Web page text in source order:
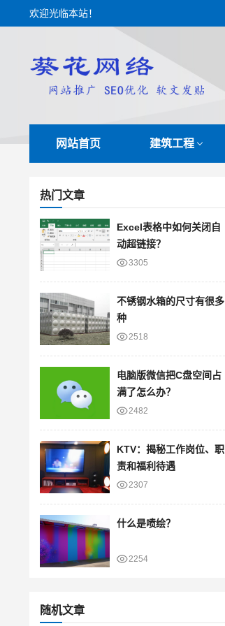
欢迎光临本站！
网站首页 建筑工程
热门文章
Excel表格中如何关闭自
动超链接？
3305
不锈钢水箱的尺寸有很多
种
2518
电脑版微信把C盘空间占
满了怎么办？
2482
KTV：揭秘工作岗位、职
责和福利待遇
2307
什么是喷绘？
2254
随机文章